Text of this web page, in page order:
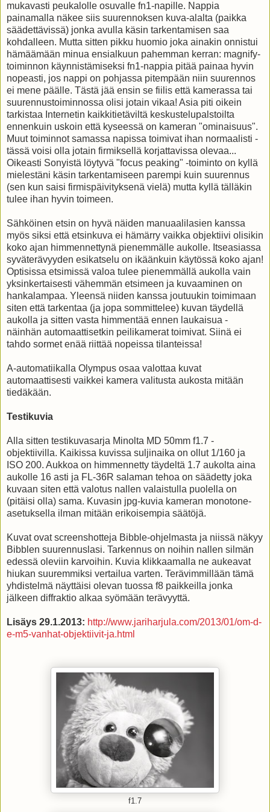
mukavasti peukalolle osuvalle fn1-napille. Nappia
painamalla näkee siis suurennoksen kuva-alalta (paikka
säädettävissä) jonka avulla käsin tarkentamisen saa
kohdalleen. Mutta sitten pikku huomio joka ainakin onnistui
hämäämään minua ensialkuun pahemman kerran: magnify-
toiminnon käynnistämiseksi fn1-nappia pitää painaa hyvin
nopeasti, jos nappi on pohjassa pitempään niin suurennos
ei mene päälle. Tästä jää ensin se fiilis että kamerassa tai
suurennustoiminnossa olisi jotain vikaa! Asia piti oikein
tarkistaa Internetin kaikkitietäviltä keskustelupalstoilta
ennenkuin uskoin että kyseessä on kameran "ominaisuus".
Muut toiminnot samassa napissa toimivat ihan normaalisti -
tässä voisi olla jotain firmiksellä korjattavissa olevaa...
Oikeasti Sonyistä löytyvä "focus peaking" -toiminto on kyllä
mielestäni käsin tarkentamiseen parempi kuin suurennus
(sen kun saisi firmispäivityksenä vielä) mutta kyllä tälläkin
tulee ihan hyvin toimeen.
Sähköinen etsin on hyvä näiden manuaalilasien kanssa
myös siksi että etsinkuva ei hämärry vaikka objektiivi olisikin
koko ajan himmennettynä pienemmälle aukolle. Itseasiassa
syväterävyyden esikatselu on ikäänkuin käytössä koko ajan!
Optisissa etsimissä valoa tulee pienemmällä aukolla vain
yksinkertaisesti vähemmän etsimeen ja kuvaaminen on
hankalampaa. Yleensä niiden kanssa joutuukin toimimaan
siten että tarkentaa (ja jopa sommittelee) kuvan täydellä
aukolla ja sitten vasta himmentää ennen laukaisua -
näinhän automaattisetkin peilikamerat toimivat. Siinä ei
tahdo sormet enää riittää nopeissa tilanteissa!
A-automatiikalla Olympus osaa valottaa kuvat
automaattisesti vaikkei kamera valitusta aukosta mitään
tiedäkään.
Testikuvia
Alla sitten testikuvasarja Minolta MD 50mm f1.7 -
objektiivilla. Kaikissa kuvissa suljinaika on ollut 1/160 ja
ISO 200. Aukkoa on himmennetty täydeltä 1.7 aukolta aina
aukolle 16 asti ja FL-36R salaman tehoa on säädetty joka
kuvaan siten että valotus nallen valaistulla puolella on
(pitäisi olla) sama. Kuvasin jpg-kuvia kameran monotone-
asetuksella ilman mitään erikoisempia säätöjä.
Kuvat ovat screenshotteja Bibble-ohjelmasta ja niissä näkyy
Bibblen suurennuslasi. Tarkennus on noihin nallen silmän
edessä oleviin karvoihin. Kuvia klikkaamalla ne aukeavat
hiukan suuremmiksi vertailua varten. Terävimmillään tämä
yhdistelmä näyttäisi olevan tuossa f8 paikkeilla jonka
jälkeen diffraktio alkaa syömään terävyyttä.
Lisäys 29.1.2013: http://www.jariharjula.com/2013/01/om-d-
e-m5-vanhat-objektiivit-ja.html
f1.7